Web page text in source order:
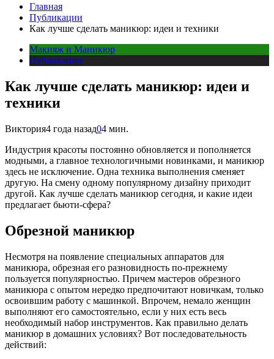
Главная
Публикации
Как лучше сделать маникюр: идеи и техники
Макияж и Маникюр
Публикации
Как лучше сделать маникюр: идеи и
техники
Виктория4 года назад04 мин.
Индустрия красоты постоянно обновляется и пополняется
модными, а главное технологичными новинками, и маникюр
здесь не исключение. Одна техника выполнения сменяет
другую. На смену одному популярному дизайну приходит
другой. Как лучше сделать маникюр сегодня, и какие идеи
предлагает бьюти-сфера?
Обрезной маникюр
Несмотря на появление специальных аппаратов для
маникюра, обрезная его разновидность по-прежнему
пользуется популярностью. Причем мастеров обрезного
маникюра с опытом нередко предпочитают новичкам, только
освоившим работу с машинкой. Впрочем, немало женщин
выполняют его самостоятельно, если у них есть весь
необходимый набор инструментов. Как правильно делать
маникюр в домашних условиях? Вот последовательность
действий: